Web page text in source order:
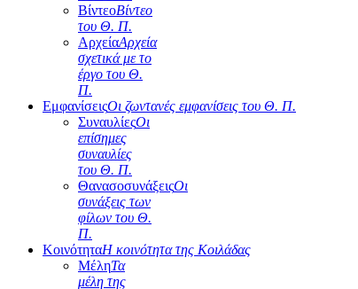
ΒίντεοΒίντεο
του Θ. Π.
ΑρχείαΑρχεία
σχετικά με το
έργο του Θ.
Π.
ΕμφανίσειςΟι ζωντανές εμφανίσεις του Θ. Π.
ΣυναυλίεςΟι
επίσημες
συναυλίες
του Θ. Π.
ΘανασοσυνάξειςΟι
συνάξεις των
φίλων του Θ.
Π.
ΚοινότηταΗ κοινότητα της Κοιλάδας
ΜέληΤα
μέλη της